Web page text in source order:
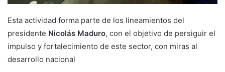
Esta actividad forma parte de los lineamientos del
presidente Nicolás Maduro, con el objetivo de persiguir el
impulso y fortalecimiento de este sector, con miras al
desarrollo nacional